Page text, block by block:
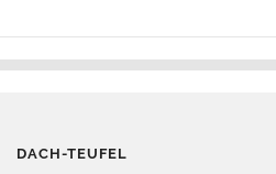
DACH-TEUFEL